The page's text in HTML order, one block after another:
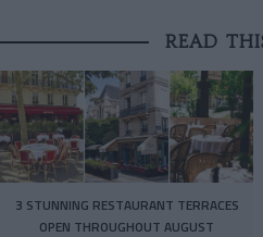
READ
3 STUNNING RESTAURANT TERRACES
OPEN THROUGHOUT AUGUST